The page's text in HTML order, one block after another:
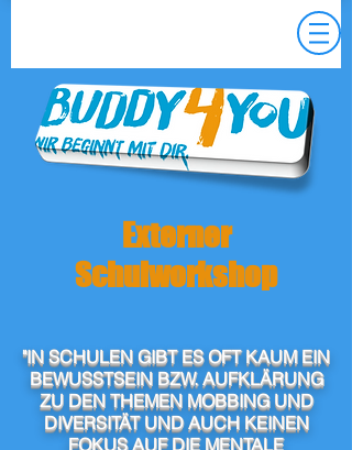
Externer
Schulworkshop
"IN SCHULEN GIBT ES OFT KAUM EIN
BEWUSSTSEIN BZW. AUFKLÄRUNG
ZU DEN THEMEN MOBBING UND
DIVERSITÄT UND AUCH KEINEN
FOKUS AUF DIE MENTALE